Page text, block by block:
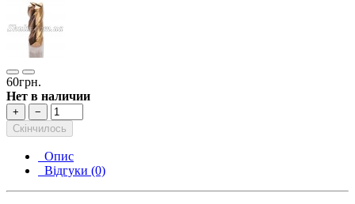
60грн.
Нет в наличии
+
−
Скінчилось
Опис
Відгуки (0)